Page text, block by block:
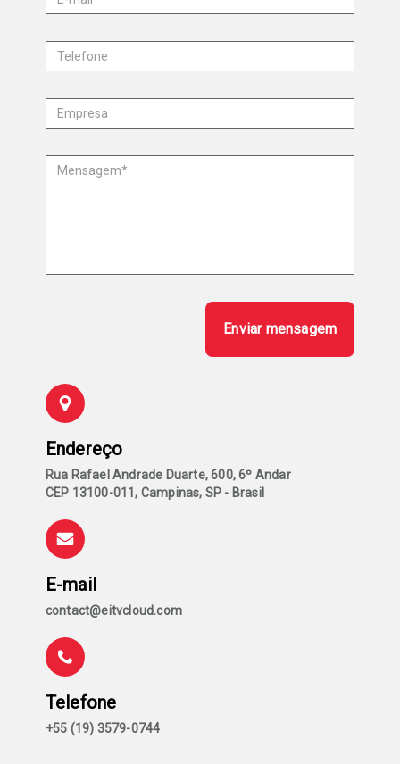
Enviar mensagem
Endereço
Rua Rafael Andrade Duarte, 600, 6º Andar
CEP 13100-011, Campinas, SP - Brasil
E-mail
contact@eitvcloud.com
Telefone
+55 (19) 3579-0744